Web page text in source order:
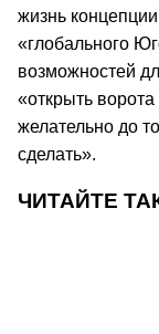
жизнь
«глобального
возможностей
«открыть
желательно до
сделать».
ЧИТАЙТЕ